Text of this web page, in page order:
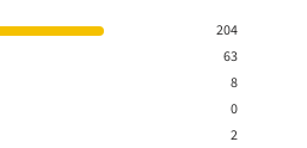
204
63
8
0
2